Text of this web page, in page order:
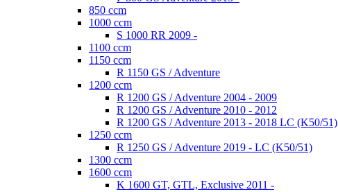
850 ccm
1000 ccm
S 1000 RR 2009 -
1100 ccm
1150 ccm
R 1150 GS / Adventure
1200 ccm
R 1200 GS / Adventure 2004 - 2009
R 1200 GS / Adventure 2010 - 2012
R 1200 GS / Adventure 2013 - 2018 LC (K50/51)
1250 ccm
R 1250 GS / Adventure 2019 - LC (K50/51)
1300 ccm
1600 ccm
K 1600 GT, GTL, Exclusive 2011 -